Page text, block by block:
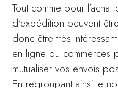
Tout comme pour
d’expédition peuvent
donc être très
en ligne ou commerces
mutualiser vos envois
En regroupant ainsi le